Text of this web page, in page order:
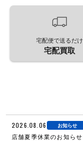
宅配便で送るだけ
宅配買取
2026.08.06 お知らせ
店舗夏季休業のお知らせ